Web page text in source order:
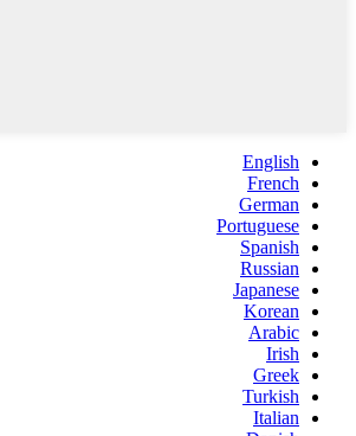
English
French
German
Portuguese
Spanish
Russian
Japanese
Korean
Arabic
Irish
Greek
Turkish
Italian